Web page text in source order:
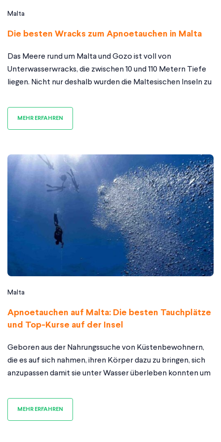
Malta
Die besten Wracks zum Apnoetauchen in Malta
Das Meere rund um Malta und Gozo ist voll von
Unterwasserwracks, die zwischen 10 und 110 Metern Tiefe
liegen. Nicht nur deshalb wurden die Maltesischen Inseln zu
Gozo sind auch ein großartiges Reiseziel für Neulinge des
Apnoetauchens, die sich selbst und die
MEHR ERFAHREN
Malta
Apnoetauchen auf Malta: Die besten Tauchplätze
und Top-Kurse auf der Insel
Geboren aus der Nahrungssuche von Küstenbewohnern,
die es auf sich nahmen, ihren Körper dazu zu bringen, sich
anzupassen damit sie unter Wasser überleben konnten um
Ihnen das Gefühl geben, so frei und eins mit der Natur um
sie herum zu sein, wie das Apnoetauchen es tut. Wenn sie
MEHR ERFAHREN